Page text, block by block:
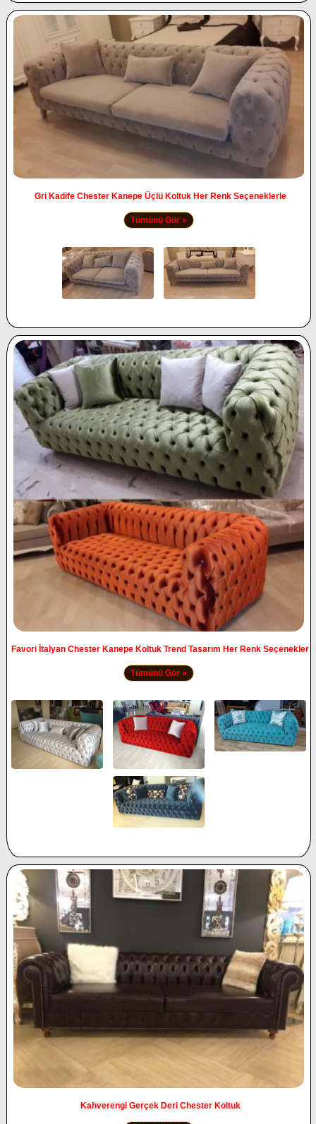
Gri Kadife Chester Kanepe Üçlü Koltuk Her Renk Seçeneklerle
Tümünü Gör »
Favori İtalyan Chester Kanepe Koltuk Trend Tasarım Her Renk Seçenekler
Tümünü Gör »
Kahverengi Gerçek Deri Chester Koltuk